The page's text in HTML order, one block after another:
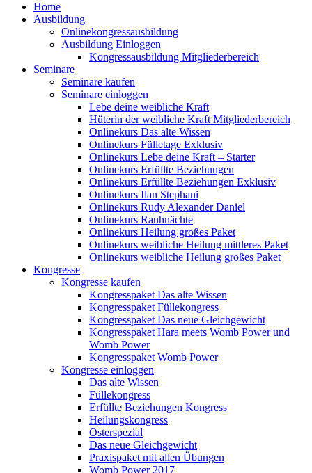
Home
Ausbildung
Onlinekongressausbildung
Ausbildung Einloggen
Kongressausbildung Mitgliederbereich
Seminare
Seminare kaufen
Seminare einloggen
Lebe deine weibliche Kraft
Hüterin der weibliche Kraft Mitgliederbereich
Onlinekurs Das alte Wissen
Onlinekurs Fülletage Exklusiv
Onlinekurs Lebe deine Kraft – Starter
Onlinekurs Erfüllte Beziehungen
Onlinekurs Erfüllte Beziehungen Exklusiv
Onlinekurs Ilan Stephani
Onlinekurs Rudy Alexander Daniel
Onlinekurs Rauhnächte
Onlinekurs Heilung großes Paket
Onlinekurs weibliche Heilung mittleres Paket
Onlinekurs weibliche Heilung großes Paket
Kongresse
Kongresse kaufen
Kongresspaket Das alte Wissen
Kongresspaket Füllekongress
Kongresspaket Das neue Gleichgewicht
Kongresspaket Hara meets Womb Power und
Womb Power
Kongresspaket Womb Power
Kongresse einloggen
Das alte Wissen
Füllekongress
Erfüllte Beziehungen Kongress
Heilungskongress
Osterspezial
Das neue Gleichgewicht
Praxispaket mit allen Übungen
Womb Power 2017